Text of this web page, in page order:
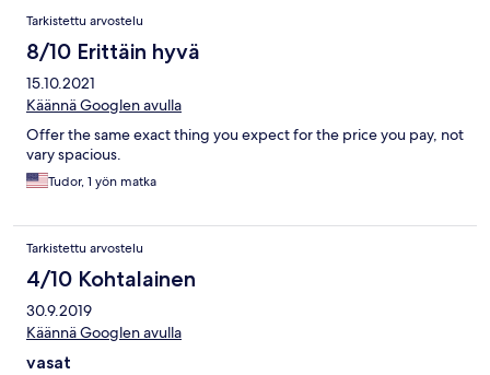
Tarkistettu arvostelu
8/10 Erittäin hyvä
15.10.2021
Käännä Googlen avulla
Offer the same exact thing you expect for the price you pay, not
vary spacious.
Tudor, 1 yön matka
Tarkistettu arvostelu
4/10 Kohtalainen
30.9.2019
Käännä Googlen avulla
vasat